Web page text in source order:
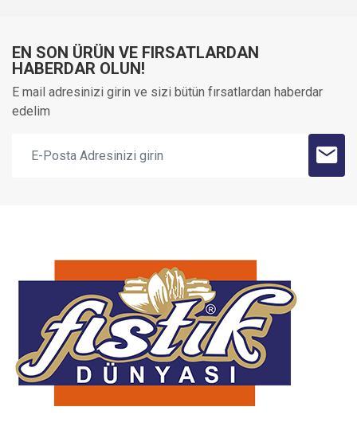
EN SON ÜRÜN VE FIRSATLARDAN
HABERDAR OLUN!
E mail adresinizi girin ve sizi bütün fırsatlardan haberdar
edelim